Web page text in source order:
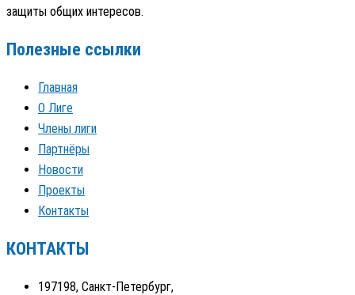
защиты общих интересов.
Полезные ссылки
Главная
О Лиге
Члены лиги
Партнёры
Новости
Проекты
Контакты
КОНТАКТЫ
197198, Санкт-Петербург,